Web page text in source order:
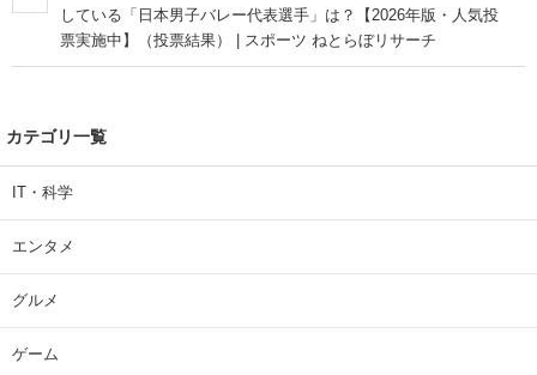
している「日本男子バレー代表選手」は？【2026年版・人気投
票実施中】（投票結果） | スポーツ ねとらぼリサーチ
カテゴリ一覧
IT・科学
エンタメ
グルメ
ゲーム